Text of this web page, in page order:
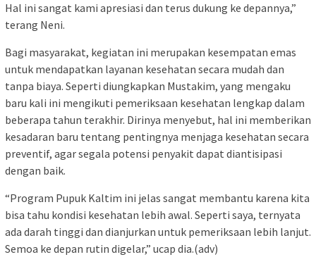
Hal ini sangat kami apresiasi dan terus dukung ke depannya,”
terang Neni.
Bagi masyarakat, kegiatan ini merupakan kesempatan emas
untuk mendapatkan layanan kesehatan secara mudah dan
tanpa biaya. Seperti diungkapkan Mustakim, yang mengaku
baru kali ini mengikuti pemeriksaan kesehatan lengkap dalam
beberapa tahun terakhir. Dirinya menyebut, hal ini memberikan
kesadaran baru tentang pentingnya menjaga kesehatan secara
preventif, agar segala potensi penyakit dapat diantisipasi
dengan baik.
“Program Pupuk Kaltim ini jelas sangat membantu karena kita
bisa tahu kondisi kesehatan lebih awal. Seperti saya, ternyata
ada darah tinggi dan dianjurkan untuk pemeriksaan lebih lanjut.
Semoa ke depan rutin digelar,” ucap dia.(adv)